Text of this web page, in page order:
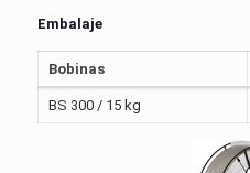
Embalaje
Bobinas
BS 300 / 15 kg